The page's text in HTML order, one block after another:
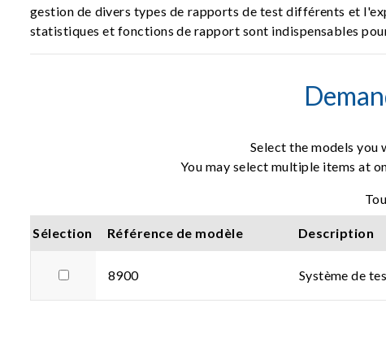
gestion de divers types de rapports de test différents et
statistiques et fonctions de rapport sont indispensables
Select the models
You may select multiple items at
Sélection Référence de modèle Description
8900 Système de